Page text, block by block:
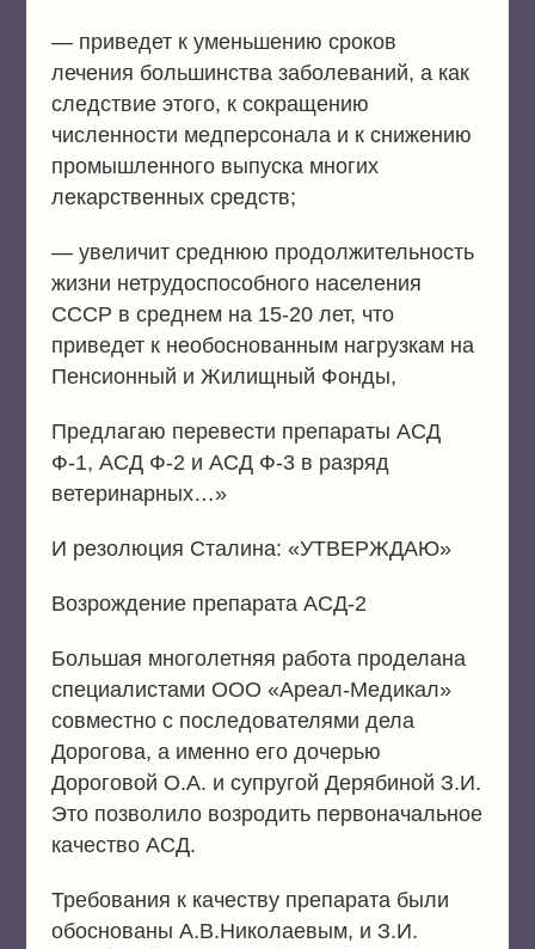
— приведет к уменьшению сроков
лечения большинства заболеваний, а как
следствие этого, к сокращению
численности медперсонала и к снижению
промышленного выпуска многих
лекарственных средств;
— увеличит среднюю продолжительность
жизни нетрудоспособного населения
СССР в среднем на 15-20 лет, что
приведет к необоснованным нагрузкам на
Пенсионный и Жилищный Фонды,
Предлагаю перевести препараты АСД
Ф-1, АСД Ф-2 и АСД Ф-3 в разряд
ветеринарных…»
И резолюция Сталина: «УТВЕРЖДАЮ»
Возрождение препарата АСД-2
Большая многолетняя работа проделана
специалистами ООО «Ареал-Медикал»
совместно с последователями дела
Дорогова, а именно его дочерью
Дороговой О.А. и супругой Дерябиной З.И.
Это позволило возродить первоначальное
качество АСД.
Требования к качеству препарата были
обоснованы А.В.Николаевым, и З.И.